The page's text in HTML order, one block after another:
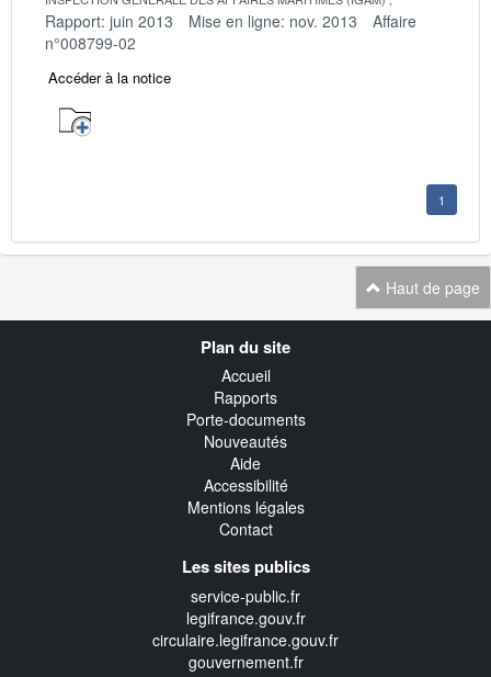
Rapport: juin 2013 Mise en ligne: nov. 2013
Affaire
n°008799-02
Accéder à la notice
1
Haut de page
Plan du site
Accueil
Rapports
Porte-documents
Nouveautés
Aide
Accessibilité
Mentions légales
Contact
Les sites publics
service-public.fr
legifrance.gouv.fr
circulaire.legifrance.gouv.fr
gouvernement.fr